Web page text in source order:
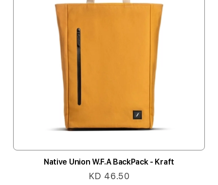
Native Union W.F.A BackPack - Kraft
KD 46.50